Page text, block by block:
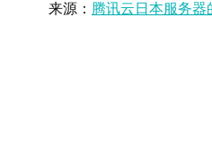
来源： 腾讯云日本服务器